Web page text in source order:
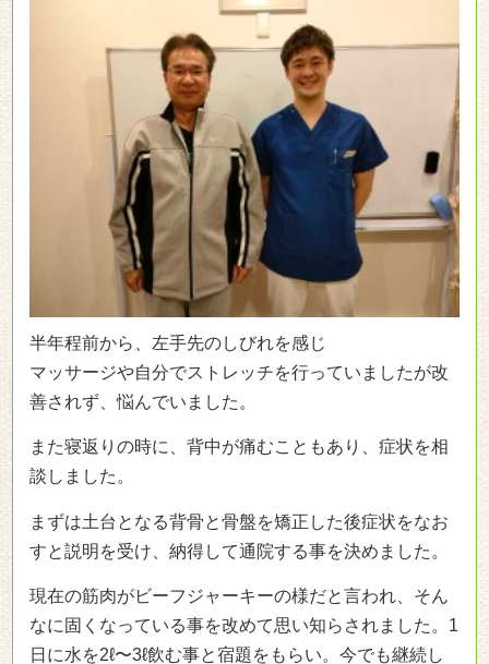
半年程前から、左手先のしびれを感じ
マッサージや自分でストレッチを行っていましたが改
善されず、悩んでいました。
また寝返りの時に、背中が痛むこともあり、症状を相
談しました。
まずは土台となる背骨と骨盤を矯正した後症状をなお
すと説明を受け、納得して通院する事を決めました。
現在の筋肉がビーフジャーキーの様だと言われ、そん
なに固くなっている事を改めて思い知らされました。1
日に水を2ℓ〜3ℓ飲む事と宿題をもらい。今でも継続し